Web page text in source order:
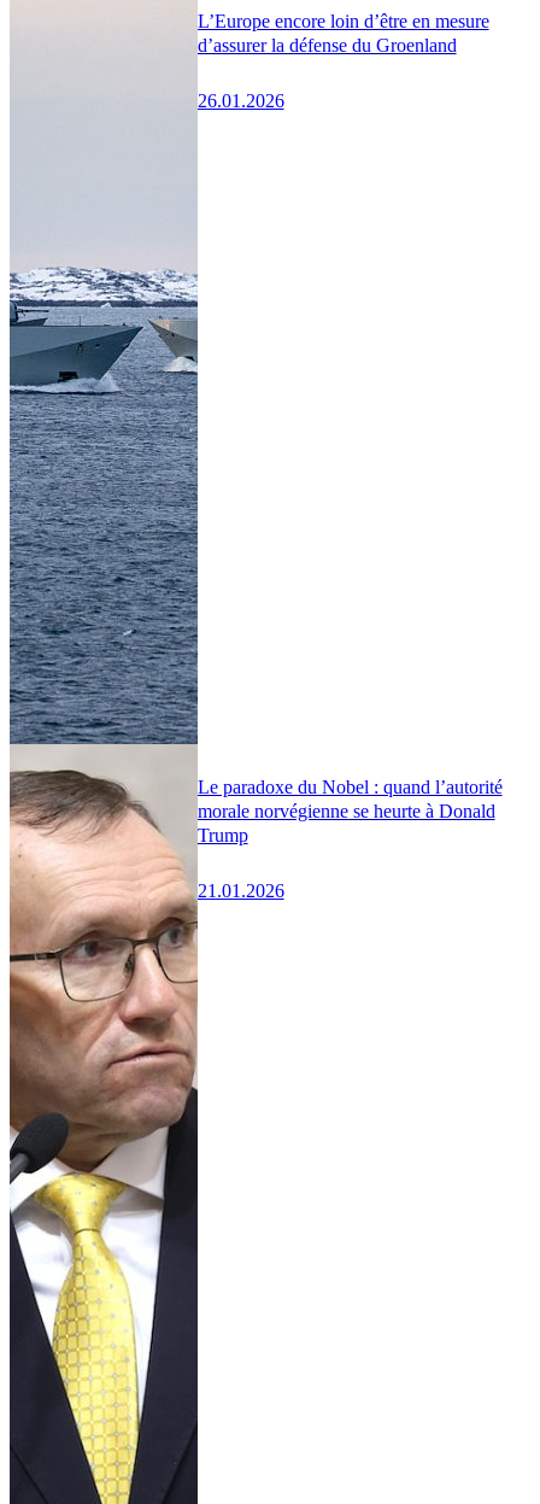
L’Europe encore loin d’être en mesure
d’assurer la défense du Groenland
26.01.2026
Le paradoxe du Nobel : quand l’autorité
morale norvégienne se heurte à Donald
Trump
21.01.2026